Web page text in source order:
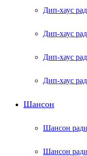
Дип-хаус
Дип-хаус
Дип-хаус
Дип-хаус
Шансон
Шансон
Шансон